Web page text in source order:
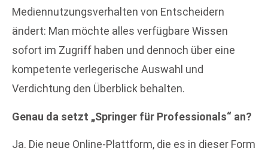
Mediennutzungsverhalten von Entscheidern
ändert: Man möchte alles verfügbare Wissen
sofort im Zugriff haben und dennoch über eine
kompetente verlegerische Auswahl und
Verdichtung den Überblick behalten.
Genau da setzt „Springer für Professionals“ an?
Ja. Die neue Online-Plattform, die es in dieser Form